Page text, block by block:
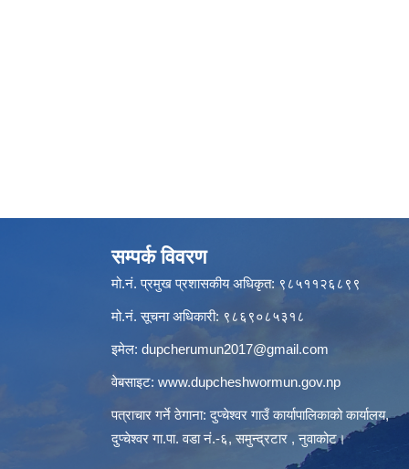
सम्पर्क विवरण
मो.नं. प्रमुख प्रशासकीय अधिकृत: ९८५११२६८९९
मो.नं. सूचना अधिकारी: ९८६९०८५३१८
इमेल: dupcherumun2017@gmail.com
वेबसाइट: www.dupcheshwormun.gov.np
पत्राचार गर्ने ठेगाना: दुप्चेश्वर गाउँ कार्यापालिकाको कार्यालय,
दुप्चेश्वर गा.पा. वडा नं.-६, समुन्द्रटार , नुवाकोट।